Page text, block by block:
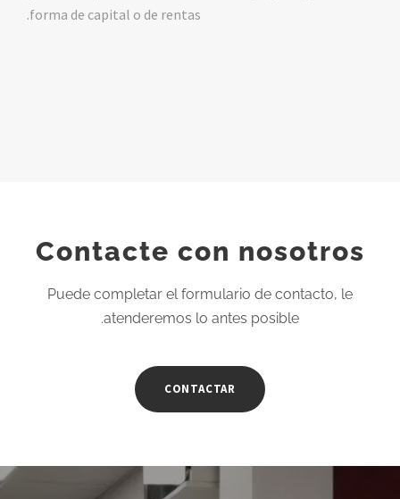
forma de capital o de rentas.
Contacte con nosotros
Puede completar el formulario de contacto, le
atenderemos lo antes posible.
CONTACTAR